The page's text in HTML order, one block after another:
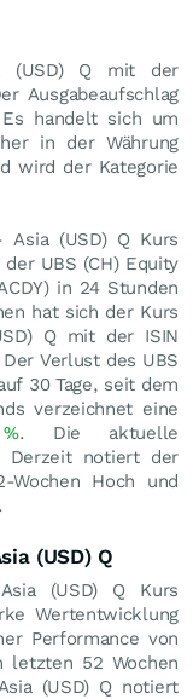
(USD) Q mit der
Ausgabeaufschlag
handelt sich um
in der Währung
wird der Kategorie
(USD) Q Kurs
UBS (CH) Equity
in 24 Stunden
hat sich der Kurs
Q mit der ISIN
Verlust des UBS
30 Tage, seit dem
verzeichnet eine
%. Die aktuelle
Derzeit notiert der
Wochen Hoch und
(USD) Q
(USD) Q Kurs
Wertentwicklung
Performance von
letzten 52 Wochen
(USD) Q notiert